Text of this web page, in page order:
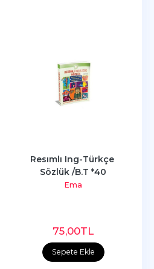
Sepete Ekle
Resımlı Ing-Türkçe
Sözlük /B.T *40
Ema
75,00TL